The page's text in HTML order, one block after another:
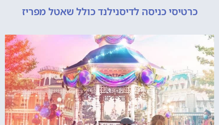
כרטיסי כניסה לדיסנילנד כולל שאטל מפריז